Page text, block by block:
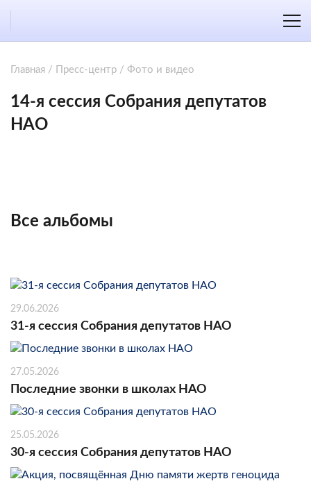
Главная / Пресс-центр / Фото и видео
14-я сессия Собрания депутатов
НАО
Все альбомы
29.06.2026
31-я сессия Собрания депутатов НАО
27.05.2026
Последние звонки в школах НАО
25.05.2026
30-я сессия Собрания депутатов НАО